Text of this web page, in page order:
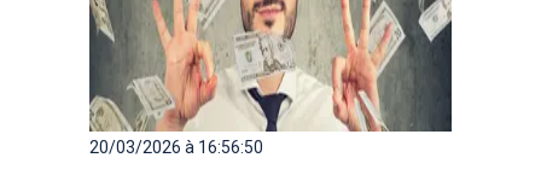
20/03/2026 à 16:56:50